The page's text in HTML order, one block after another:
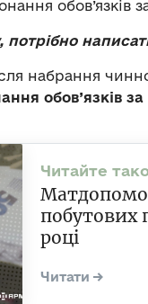
обов’язків
набрання
обов’язків
побутових
році